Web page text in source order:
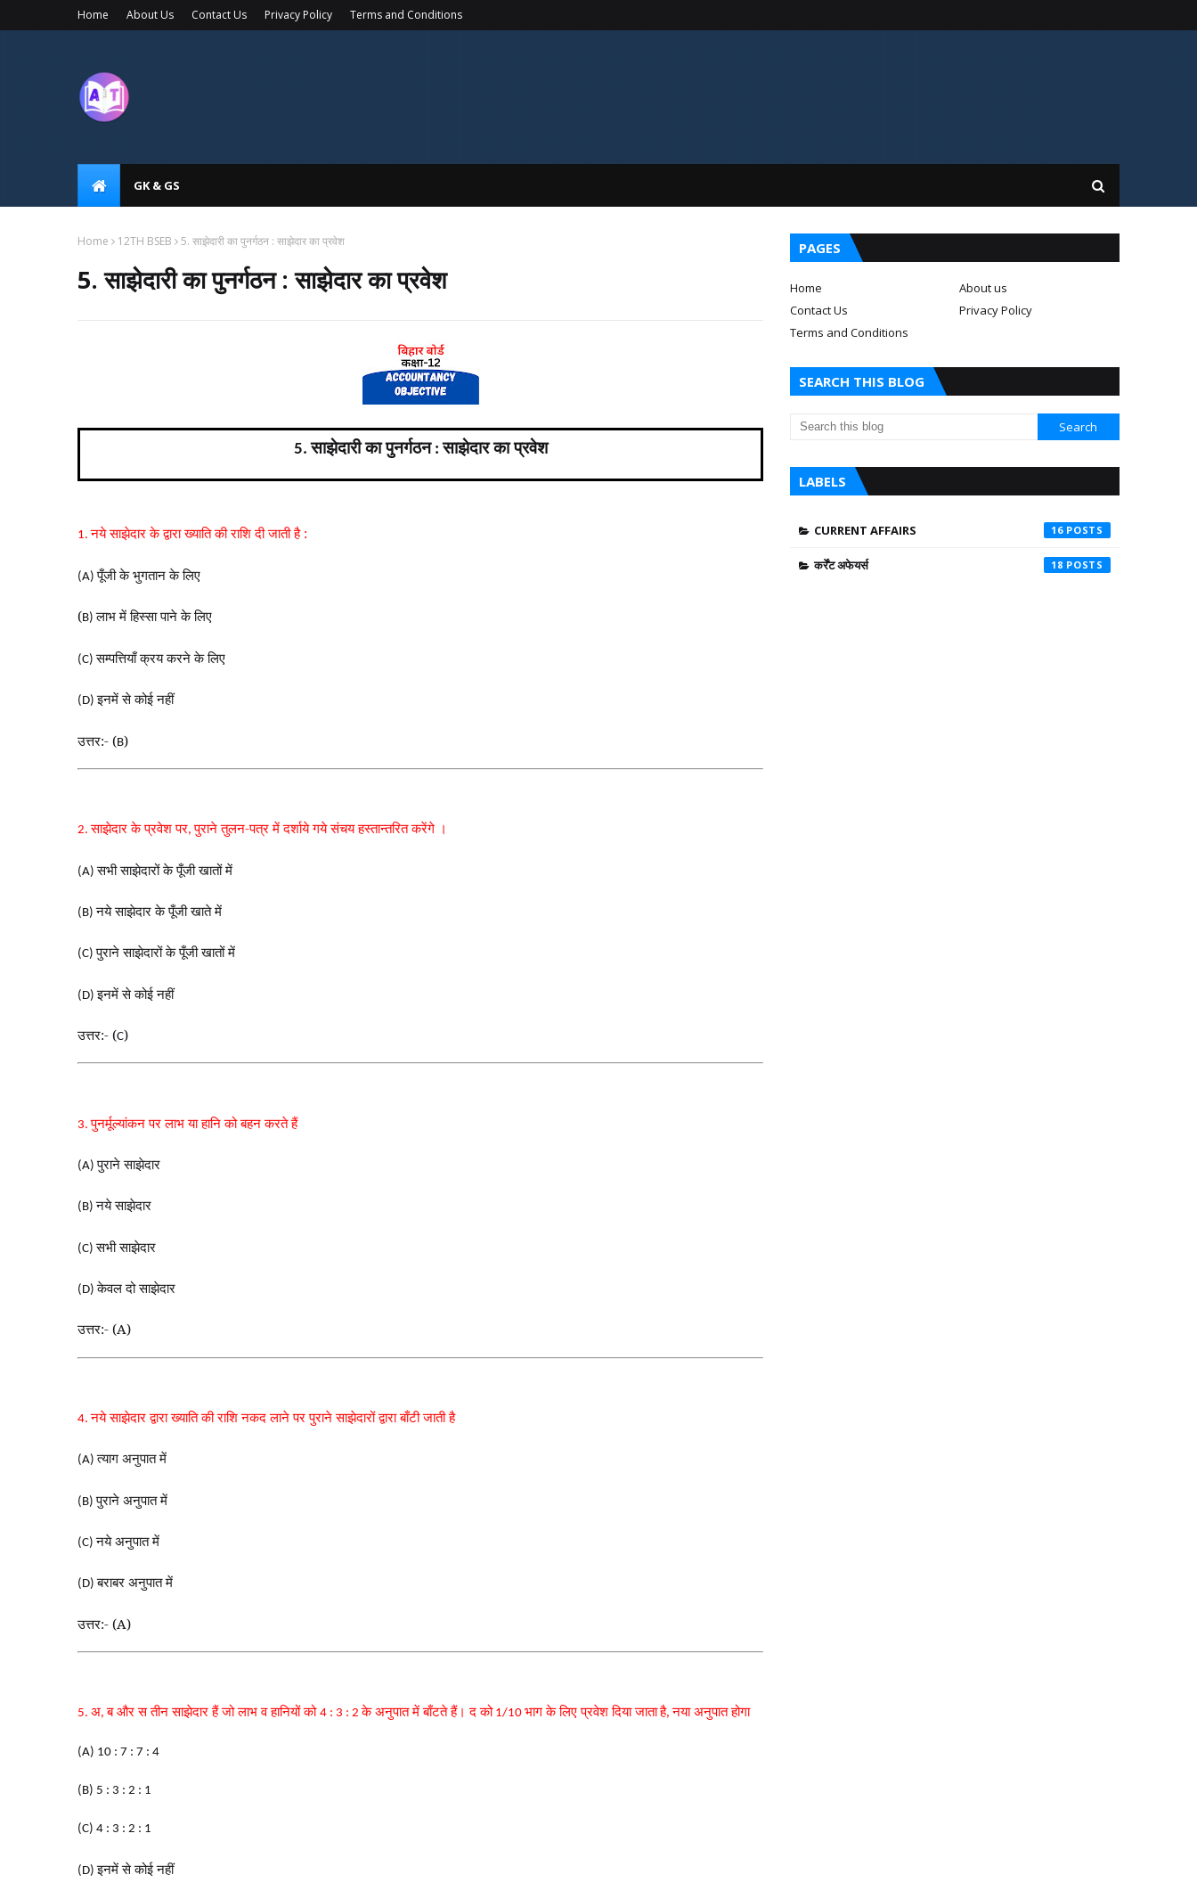
Home About Us Contact Us Privacy Policy Terms and Conditions
GK & GS
Home 12TH BSEB 5. साझेदारी का पुनर्गठन : साझेदार का प्रवेश
5. साझेदारी का पुनर्गठन : साझेदार का प्रवेश
5.साझेदारी का पुनर्गठन:साझेदार का प्रवेश
1.नये साझेदार के द्वारा ख्याति की राशि दी जाती है :
(A)पूँजी के भुगतान के लिए
(B)लाभ में हिस्सा पाने के लिए
(C)सम्पत्तियाँ क्रय करने के लिए
(D)इनमें से कोई नहीं
उत्तर:- (B)
2.साझेदार के प्रवेश पर,पुराने तुलन-पत्र में दर्शाये गये संचय हस्तान्तरित करेंगे ।
(A)सभी साझेदारों के पूँजी खातों में
(B)नये साझेदार के पूँजी खाते में
(C)पुराने साझेदारों के पूँजी खातों में
(D)इनमें से कोई नहीं
उत्तर:- (C)
3.पुनर्मूल्यांकन पर लाभ या हानि को बहन करते हैं
(A)पुराने साझेदार
(B)नये साझेदार
(C)सभी साझेदार
(D)केवल दो साझेदार
उत्तर:- (A)
4.नये साझेदार द्वारा ख्याति की राशि नकद लाने पर पुराने साझेदारों द्वारा बाँटी जाती है
(A)त्याग अनुपात में
(B)पुराने अनुपात में
(C)नये अनुपात में
(D)बराबर अनुपात में
उत्तर:- (A)
5. अ,ब और स तीन साझेदार हैं जो लाभ व हानियों को 4 : 3 : 2के अनुपात में बाँटते हैं। द को1/10 भाग के लिए प्रवेश दिया जाताहै,नया अनुपात होगा
(A) 10 : 7 : 7 : 4
(B) 5 : 3 : 2 : 1
(C) 4 : 3 : 2 : 1
(D)इनमें से कोई नहीं
PAGES
Home
About us
Contact Us
Privacy Policy
Terms and Conditions
SEARCH THIS BLOG
LABELS
CURRENT AFFAIRS 16
कर्रेंट अफेयर्स 18